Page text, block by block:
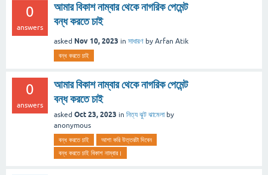
0
answers
আমার বিকাশ নাম্বার থেকে নাগরিক পেমেন্ট
বন্ধ করতে চাই
asked Nov 10, 2023 in সাধারণ by Arfan Atik
বন্ধ করতে চাই
0
answers
আমার বিকাশ নাম্বার থেকে নাগরিক পেমেন্ট
বন্ধ করতে চাই
asked Oct 23, 2023 in নিত্য ঝুট ঝামেলা by
anonymous
বন্ধ করতে চাই
আশা করি উত্তরটা দিবেন
বন্ধ করতে চাই বিকাশ নাম্বার।